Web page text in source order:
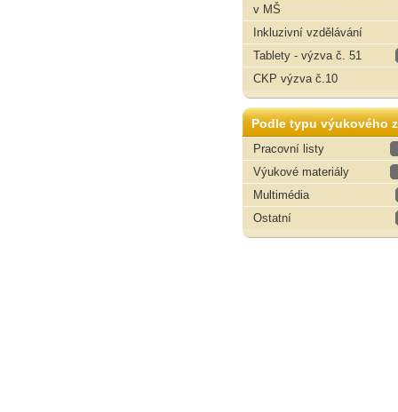
v MŠ
Inkluzivní vzdělávání
Tablety - výzva č. 51
CKP výzva č.10
Podle typu výukového
Pracovní listy
Výukové materiály
Multimédia
Ostatní